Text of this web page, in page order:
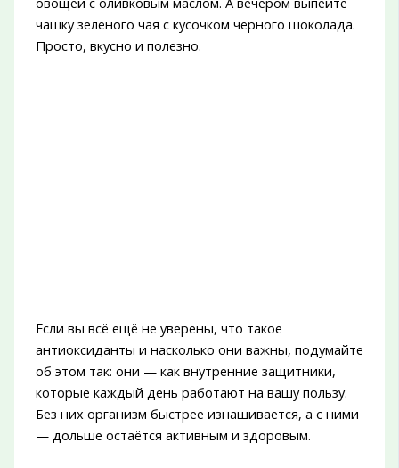
чашку зелёного чая с кусочком чёрного шоколада.
Просто, вкусно и полезно.
Если вы всё ещё не уверены, что такое
антиоксиданты и насколько они важны, подумайте
об этом так: они — как внутренние защитники,
которые каждый день работают на вашу пользу.
Без них организм быстрее изнашивается, а с ними
— дольше остаётся активным и здоровым.